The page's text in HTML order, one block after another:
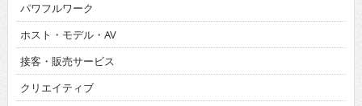
パワフルワーク
ホスト・モデル・AV
接客・販売サービス
クリエイティブ